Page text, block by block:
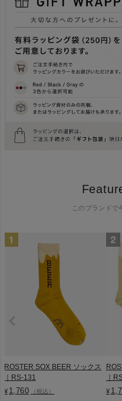
このブランドで
ROSTER SOX BEER ソックス
｜RS-131
¥ 1,760 （税込）
｜
¥